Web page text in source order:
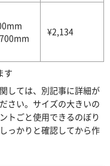
¥2,134
す
しては、別記事に詳細が
さい。サイズの大きいの
トごと使用できるのぼり
っかりと確認してから作